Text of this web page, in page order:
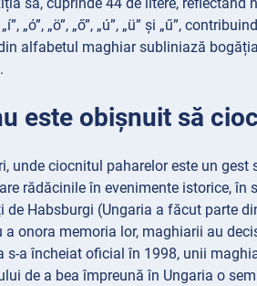
„ó”, „ö”, „ő”, „ú”, „ü” și „ű”,
alfabetul maghiar subliniază
este obișnuit să
unde ciocnitul paharelor este un
rădăcinile în evenimente istorice,
Habsburgi (Ungaria a făcut parte
a onora memoria lor, maghiarii au
s-a încheiat oficial în 1998, unii
de a bea împreună în Ungaria o